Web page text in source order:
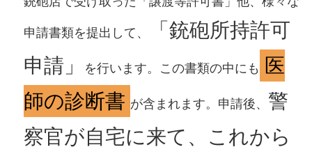
申請書類を提出して、
「銃砲所持許可
申請」
を行います。この書類の中にも
医
師の診断書 が含まれます。申請後、 警
察官が自宅に来て、これから